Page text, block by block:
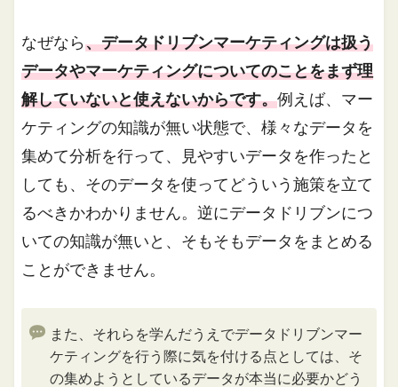
なぜなら、データドリブンマーケティングは扱う
データやマーケティングについてのことをまず理
解していないと使えないからです。例えば、マー
ケティングの知識が無い状態で、様々なデータを
集めて分析を行って、見やすいデータを作ったと
しても、そのデータを使ってどういう施策を立て
るべきかわかりません。逆にデータドリブンにつ
いての知識が無いと、そもそもデータをまとめる
ことができません。
また、それらを学んだうえでデータドリブンマー
ケティングを行う際に気を付ける点としては、そ
の集めようとしているデータが本当に必要かどう